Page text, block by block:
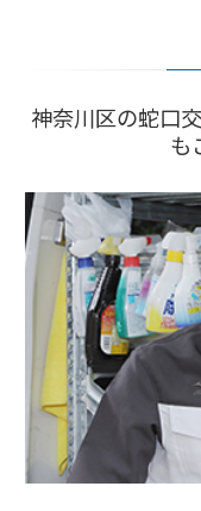
神奈川区の蛇口
も